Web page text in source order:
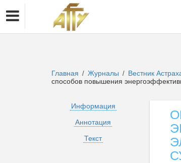
Главная / Журналы / Вестник
способов повышения
Информация
Аннотация
Текст